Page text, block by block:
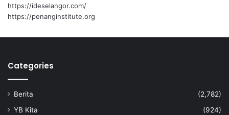
https://ideselangor.com/
https://penanginstitute.org
Categories
Berita
(2,782)
YB Kita
(924)